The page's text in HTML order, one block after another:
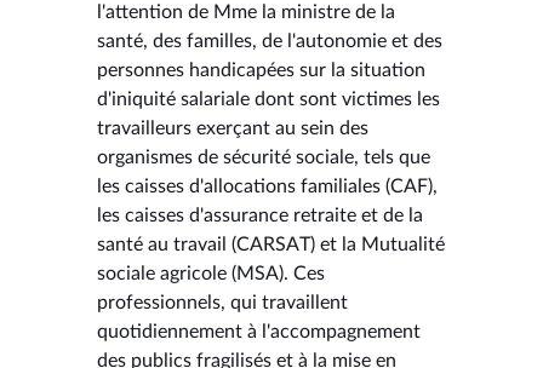
l'attention de Mme la ministre de la
santé, des familles, de l'autonomie et des
personnes handicapées sur la situation
d'iniquité salariale dont sont victimes les
travailleurs exerçant au sein des
organismes de sécurité sociale, tels que
les caisses d'allocations familiales (CAF),
les caisses d'assurance retraite et de la
santé au travail (CARSAT) et la Mutualité
sociale agricole (MSA). Ces
professionnels, qui travaillent
quotidiennement à l'accompagnement
des publics fragilisés et à la mise en